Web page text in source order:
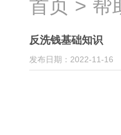
首页 > 帮
反洗钱基础知识
发布日期：2022-11-16